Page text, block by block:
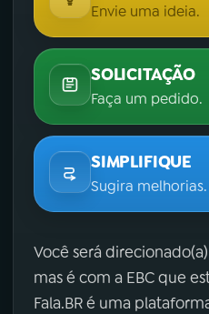
Envie uma ideia.
SOLICITAÇÃO
Faça um pedido.
SIMPLIFIQUE
Sugira melhorias.
Você será
mas é com a EBC que
Fala.BR é uma